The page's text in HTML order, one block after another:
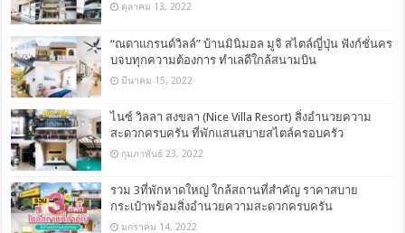
ตุลาคม 13, 2022
“ณดาแกรนด์วิลล์” บ้านมินิมอล มูจิ สไตล์ญี่ปุ่น ฟังก์ชั่นคร
บจบทุกความต้องการ ทำเลดีใกล้สนามบิน
มีนาคม 15, 2022
ไนซ์ วิลลา สงขลา (Nice Villa Resort) สิ่งอำนวยความ
สะดวกครบครัน ที่พักแสนสบายสไตล์ครอบครัว
กุมภาพันธ์ 23, 2022
รวม 3ที่พักหาดใหญ่ ใกล้สถานที่สำคัญ ราคาสบาย
กระเป๋าพร้อมสิ่งอำนวยความสะดวกครบครัน
มกราคม 14, 2022